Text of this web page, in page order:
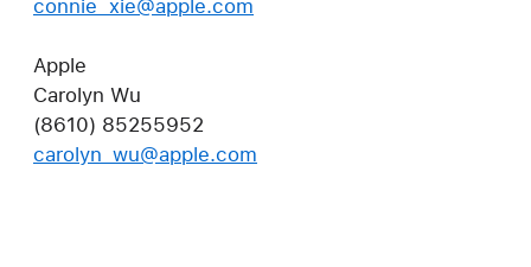
connie_xie@apple.com
Apple
Carolyn Wu
(8610) 85255952
carolyn_wu@apple.com